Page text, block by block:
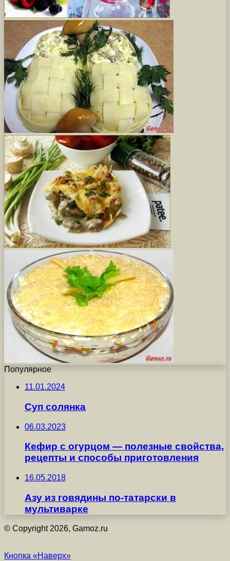
Популярное
11.01.2024
Суп солянка
06.03.2023
Кефир с огурцом — полезные свойства,
рецепты и способы приготовления
16.05.2018
Азу из говядины по-татарски в
мультиварке
© Copyright 2026, Gamoz.ru
Кнопка «Наверх»